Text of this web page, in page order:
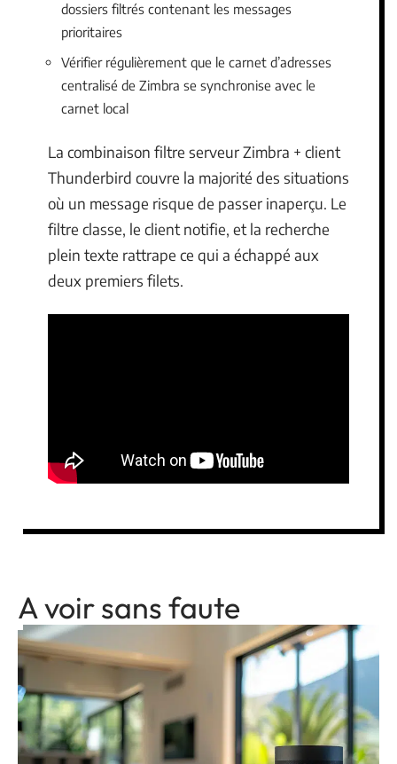
dossiers filtrés contenant les messages
prioritaires
Vérifier régulièrement que le carnet d’adresses
centralisé de Zimbra se synchronise avec le
carnet local
La combinaison filtre serveur Zimbra + client
Thunderbird couvre la majorité des situations
où un message risque de passer inaperçu. Le
filtre classe, le client notifie, et la recherche
plein texte rattrape ce qui a échappé aux
deux premiers filets.
A voir sans faute